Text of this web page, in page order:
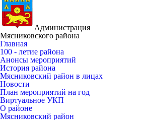
Администрация
Мясниковского района
Главная
100 - летие района
Анонсы мероприятий
История района
Мясниковский район в лицах
Новости
План мероприятий на год
Виртуальное УКП
О районе
Мясниковский район